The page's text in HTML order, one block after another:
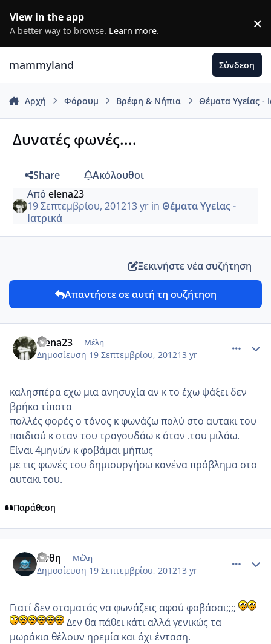
View in the app
A better way to browse. Learn more. ×
mammyland Σύνδεση
Αρχή Φόρουμ Βρέφη & Νήπια Θέματα Υγείας -
Δυνατές φωνές....
Share
Ακόλουθοι
Από elena23
19 Σεπτεμβρίου, 201213 yrin Θέματα Υγείας -
Ιατρικά
Ξεκινήστε νέα συζήτηση
Απαντήστε σε αυτή τη συζήτηση
elena23 Μέλη
Δημοσίευση 19 Σεπτεμβρίου, 201213 yr
καλησπέρα εχω μια ανησυχία αν κ το έχω ψάξει δεν
βρήκα τίποτα
πολλές φορές ο τόνος κ φωνάζω πολύ στο αυτακι του
παιδιού κ οταν του τραγουδάω κ όταν .του μιλάω.
Είναι 4μηνών κ φοβάμαι μήπως
με τις φωνές του δημιουργήσω κανένα πρόβλημα στο
αυτακι του.
Παράθεση
Ανθη Μέλη
Δημοσίευση 19 Σεπτεμβρίου, 201213 yr
Γιατί δεν σταματάς να φωνάζεις αφού φοβάσαι;;;;
Δεν θα πάθει κάτι αλλά γενικώς τα
μωράκια θέλουν ηρεμία και όχι ένταση.